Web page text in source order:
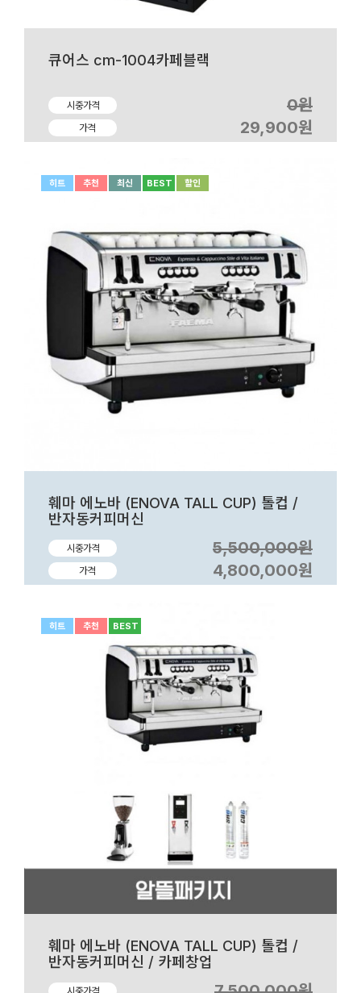
큐어스 cm-1004카페블랙
시중가격 0원
가격 29,900원
훼마 에노바 (ENOVA TALL CUP) 톨컵 /
반자동커피머신
시중가격 5,500,000원
가격 4,800,000원
히트 추천 최신 BEST 할인
훼마 에노바 (ENOVA TALL CUP) 톨컵 /
반자동커피머신 / 카페창업
히트 추천 BEST